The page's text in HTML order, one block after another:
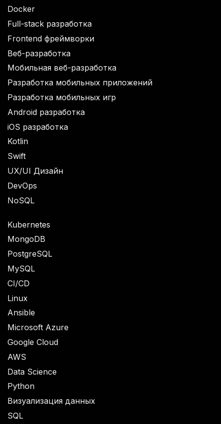
Docker
Full-stack разработка
Frontend фреймворки
Веб-разработка
Мобильная веб-разработка
Разработка мобильных приложений
Разработка мобильных игр
Android разработка
iOS разработка
Kotlin
Swift
UX/UI Дизайн
DevOps
NoSQL
Kubernetes
MongoDB
PostgreSQL
MySQL
CI/CD
Linux
Ansible
Microsoft Azure
Google Cloud
AWS
Data Science
Python
Визуализация данных
SQL